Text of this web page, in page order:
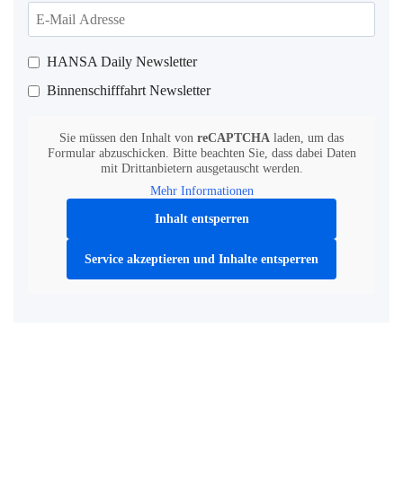
HANSA Daily Newsletter
Binnenschifffahrt Newsletter
Sie müssen den Inhalt von reCAPTCHA laden, um das
Formular abzuschicken. Bitte beachten Sie, dass dabei Daten
mit Drittanbietern ausgetauscht werden.
Mehr Informationen
Inhalt entsperren
Service akzeptieren und Inhalte entsperren